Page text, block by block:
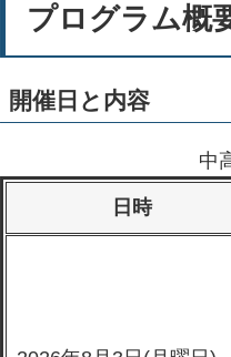
プログラム概
開催日と内容
中
日時